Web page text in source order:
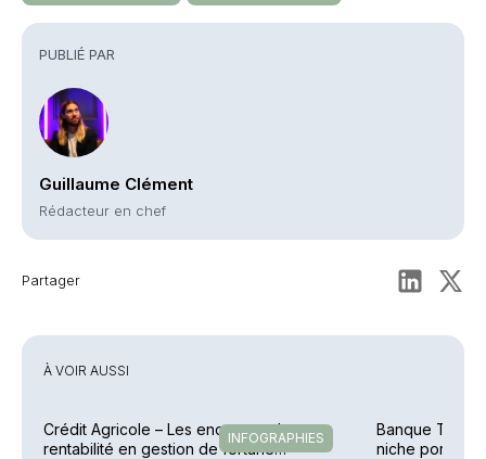
PUBLIÉ PAR
Guillaume Clément
Rédacteur en chef
Partager
À VOIR AUSSI
INFOGRAPHIES
Crédit Agricole – Les encours et la
rentabilité en gestion de fortune
Banque
niche porteuse